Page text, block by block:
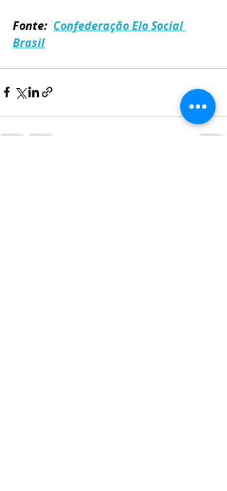
Fonte: Confederação Elo Social
Brasil